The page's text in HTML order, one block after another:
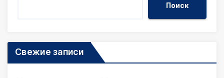
Поиск
Свежие записи